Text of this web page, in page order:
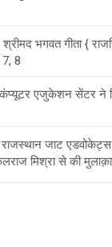
श्रीमद भगवत गीता {
8
एजुकेशन सेंटर ने
जाट
मिश्रा से की